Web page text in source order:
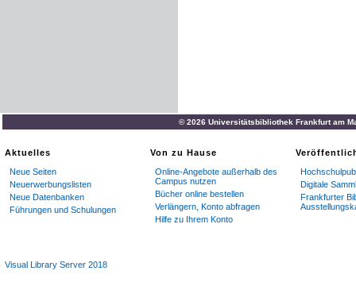
© 2026 Universitätsbibliothek Frankfurt am
Aktuelles
Neue Seiten
Neuerwerbungslisten
Neue Datenbanken
Führungen und Schulungen
Von zu Hause
Online-Angebote außerhalb des
Campus nutzen
Bücher online bestellen
Verlängern, Konto abfragen
Hilfe zu Ihrem Konto
Digitale
Frankfurter
Visual Library Server 2018